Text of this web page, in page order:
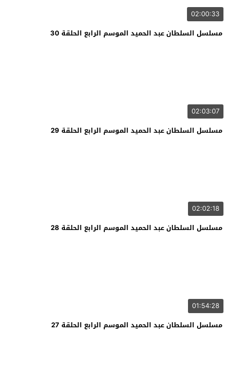
02:00:33
مسلسل السلطان عبد الحميد الموسم الرابع الحلقة 30
02:03:07
مسلسل السلطان عبد الحميد الموسم الرابع الحلقة 29
02:02:18
مسلسل السلطان عبد الحميد الموسم الرابع الحلقة 28
01:54:28
مسلسل السلطان عبد الحميد الموسم الرابع الحلقة 27